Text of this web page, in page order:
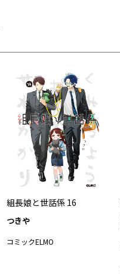
組長娘と世話係 16
つきや
コミックELMO